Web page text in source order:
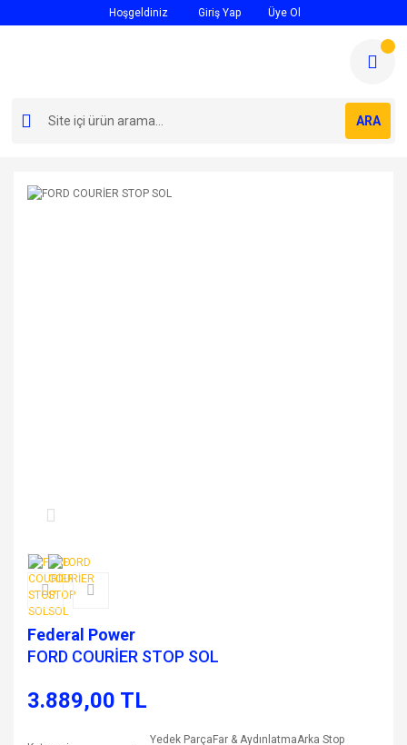
Hoşgeldiniz Giriş Yap Üye Ol
ARA
Federal Power
FORD COURİER STOP SOL
3.889,00 TL
Yedek ParçaFar & AydınlatmaArka Stop